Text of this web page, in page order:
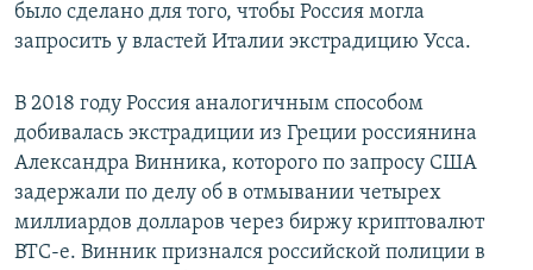
было сделано для того, чтобы Россия могла
запросить у властей Италии экстрадицию Усса.
В 2018 году Россия аналогичным способом
добивалась экстрадиции из Греции россиянина
Александра Винника, которого по запросу США
задержали по делу об в отмывании четырех
миллиардов долларов через биржу криптовалют
ВТС-е. Винник признался российской полиции в